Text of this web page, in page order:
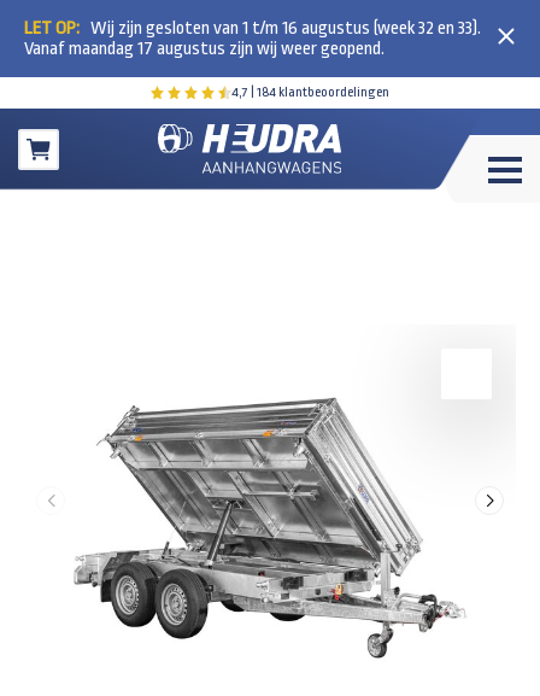
4,7 | 184 klantbeoordelingen
Winkelwagen
LET OP: Wij zijn gesloten van 1 t/m 16 augustus (week 32 en 33).
Vanaf maandag 17 augustus zijn wij weer geopend.